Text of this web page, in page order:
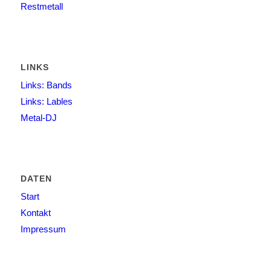
Restmetall
LINKS
Links: Bands
Links: Lables
Metal-DJ
DATEN
Start
Kontakt
Impressum